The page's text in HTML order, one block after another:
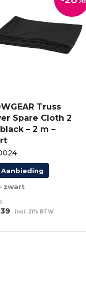
Truss
Spare Cloth 2
– 2 m –
Aanbieding
zwart
Huidige
is:
incl. 21% BTW